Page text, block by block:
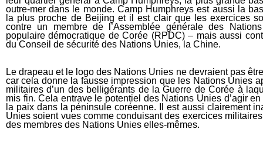
outre-mer dans le monde. Camp Humphreys est aussi la
la plus proche de Beijing et il est clair que les exercices
contre un membre de l’Assemblée générale des
populaire démocratique de Corée (RPDC) – mais aussi
du Conseil de sécurité des Nations Unies, la Chine.
Le drapeau et le logo des Nations Unies ne devraient pas
car cela donne la fausse impression que les Nations Unies
militaires d’un des belligérants de la Guerre de Corée à
mis fin. Cela entrave le potentiel des Nations Unies d’agir
la paix dans la péninsule coréenne.
Il est aussi clairement
Unies soient vues comme conduisant des exercices
des membres des Nations Unies elles-mêmes.